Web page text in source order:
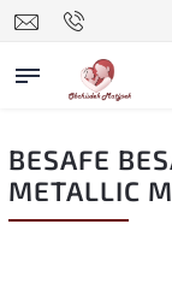
BESAFE
METALLIC